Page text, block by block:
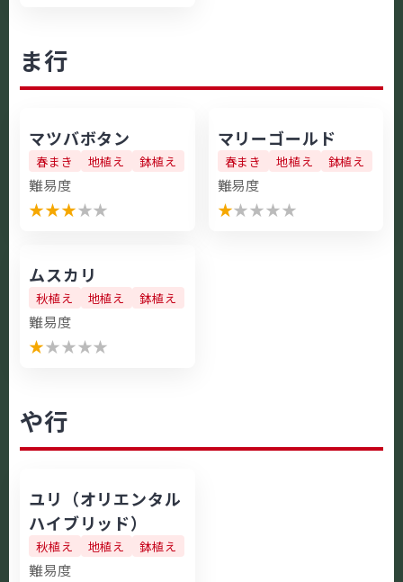
ま行
マツバボタン
春まき 地植え 鉢植え
難易度
★★★★★
マリーゴールド
春まき 地植え 鉢植え
難易度
★★★★★
ムスカリ
秋植え 地植え 鉢植え
難易度
★★★★★
や行
ユリ（オリエンタル
ハイブリッド）
秋植え 地植え 鉢植え
難易度